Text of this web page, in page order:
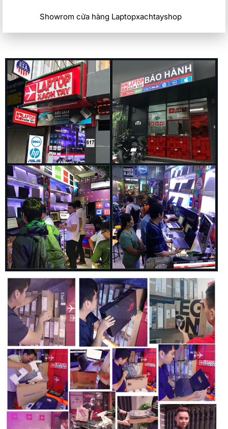
Cổng kết nối
HP ProBook 450 G5 được trang bị đầy đủ các cổng kết nối
cần thiết cho công việc và giải trí. Máy có 2 cổng USB 3.1
Gen 1 Type-A, 1 cổng USB 3.1 Gen 1 Type-C, 1 cổng HDMI
1.4b, 1 cổng VGA, 1 cổng Ethernet (RJ-45), 1 khe cắm thẻ
nhớ SD và jack cắm tai nghe/mic 3.5mm. Sự đa dạng các
cổng kết nối này giúp người dùng dễ dàng kết nối với các
thiết bị ngoại vi, màn hình ngoài và mạng LAN một cách
thuận tiện.
Ngoài ra, HP ProBook 450 G5 còn hỗ trợ kết nối không dây
Wi-Fi 802.11ac và Bluetooth 4.2, đảm bảo tốc độ truyền tải
dữ liệu nhanh và ổn định. Các kết nối không dây này giúp
bạn dễ dàng truy cập internet và kết nối với các thiết bị
không dây khác một cách dễ dàng.
Thời lượng pin
HP ProBook 450 G5 được trang bị pin 3 cell 48Wh, mang lại
thời lượng sử dụng tương đối ổn định cho một ngày làm việc.
Thời lượng pin thực tế có thể dao động từ 6-8 giờ tùy thuộc
vào các tác vụ bạn sử dụng. Đối với các tác vụ nhẹ như lướt
web, soạn thảo văn bản hay xem video, thời lượng pin có thể
Showrom cửa hàng Laptopxachtayshop